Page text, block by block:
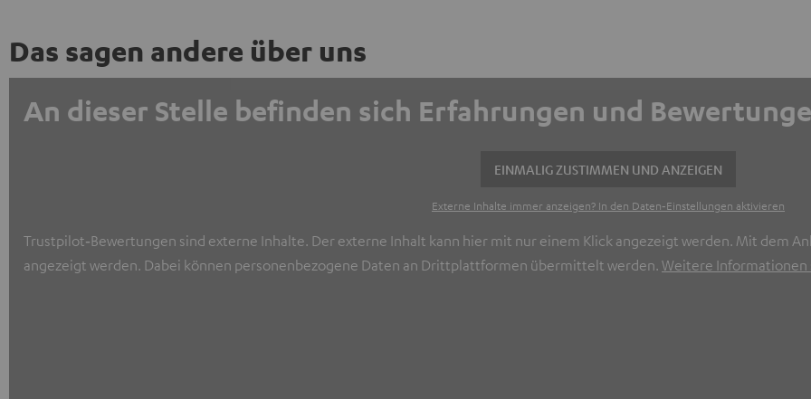
Das sagen andere über uns
An dieser Stelle befinden sich Erfahrungen und
EINMALIG ZUSTIMMEN UND ANZEIGEN
Externe Inhalte immer anzeigen? In den Daten‑Einstellungen aktivieren
Trustpilot‑Bewertungen sind externe Inhalte. Der externe Inhalt kann hier mit nur einem Klick angezeigt werden. Mit dem
angezeigt werden. Dabei können personenbezogene Daten an Drittplattformen übermittelt werden. Weitere Informationen